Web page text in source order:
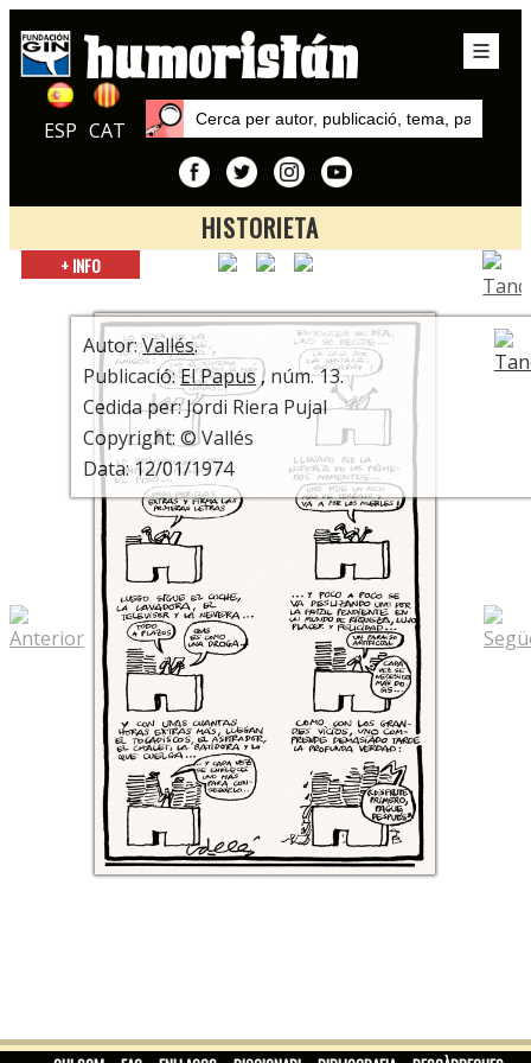
ESP CAT
HISTORIETA
Inici
Vallés
+ INFO
Autor:Vallés.
Publicació:El Papus, núm. 13.
Cedida per: Jordi Riera Pujal
Copyright: © Vallés
Data: 12/01/1974